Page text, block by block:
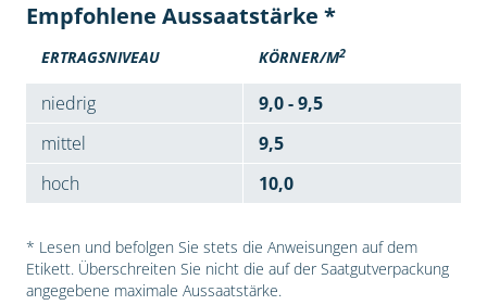
Empfohlene Aussaatstärke *
ERTRAGSNIVEAU KÖRNER/M2
niedrig
9,0 - 9,5
mittel
9,5
hoch
10,0
* Lesen und befolgen Sie stets die Anweisungen auf dem
Etikett. Überschreiten Sie nicht die auf der Saatgutverpackung
angegebene maximale Aussaatstärke.